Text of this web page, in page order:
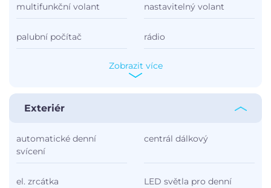
multifunkční volant nastavitelný volant
palubní počítač rádio
Zobrazit více
Exteriér
automatické denní
svícení
centrál dálkový
el. zrcátka
LED světla pro denní